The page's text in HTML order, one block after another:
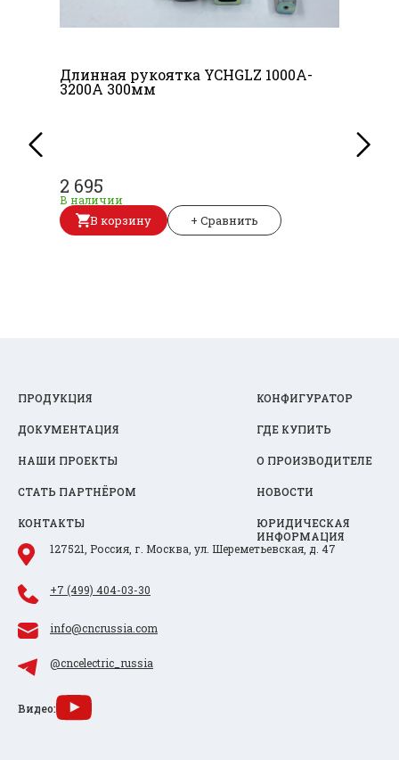
Длинная рукоятка YCHGLZ 1000A-
3200A 300мм
2 695
В наличии
В корзину + Сравнить
ПРОДУКЦИЯ КОНФИГУРАТОР
ДОКУМЕНТАЦИЯ ГДЕ КУПИТЬ
НАШИ ПРОЕКТЫ О ПРОИЗВОДИТЕЛЕ
СТАТЬ ПАРТНЁРОМ НОВОСТИ
КОНТАКТЫ
ЮРИДИЧЕСКАЯ
ИНФОРМАЦИЯ
127521, Россия, г. Москва, ул. Шереметьевская, д. 47
+7 (499) 404-03-30
info@cncrussia.com
@cncelectric_russia
Видео: